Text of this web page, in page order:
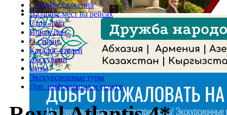
Спецпредложения
Наличие мест на рейсах
Стоп-лист
Поиск цен
О стране
Каталог отелей
Экскурсии
Визы
Экскурсионные туры
Доп. информация и услуги